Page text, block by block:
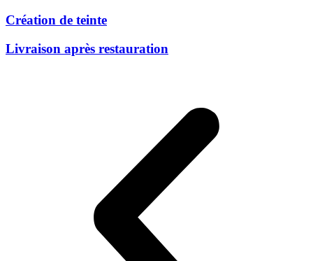
Création de teinte
Livraison après restauration